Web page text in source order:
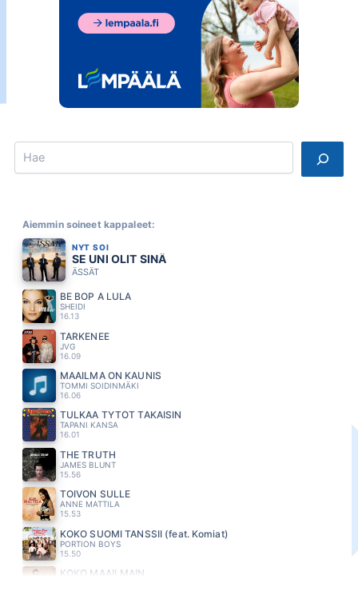
Search
Aiemmin soineet kappaleet:
NYT SOI
SE UNI OLIT SINÄ
ÄSSÄT
BE BOP A LULA
SHEIDI
16.13
TARKENEE
JVG
16.09
MAAILMA ON KAUNIS
TOMMI SOIDINMÄKI
16.06
TULKAA TYTÖT TAKAISIN
TAPANI KANSA
16.01
THE TRUTH
JAMES BLUNT
15.56
TOIVON SULLE
ANNE MATTILA
15.53
KOKO SUOMI TANSSII (feat. Komiat)
PORTION BOYS
15.50
KOKO MAAILMAIN